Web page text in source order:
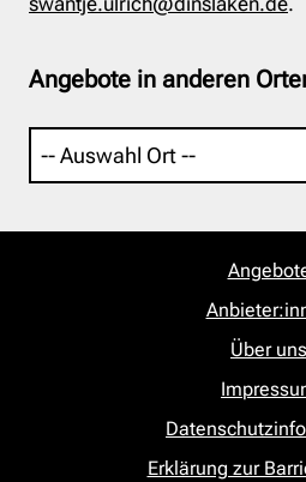
Angebote in anderen
Über uns
Erklärung zur